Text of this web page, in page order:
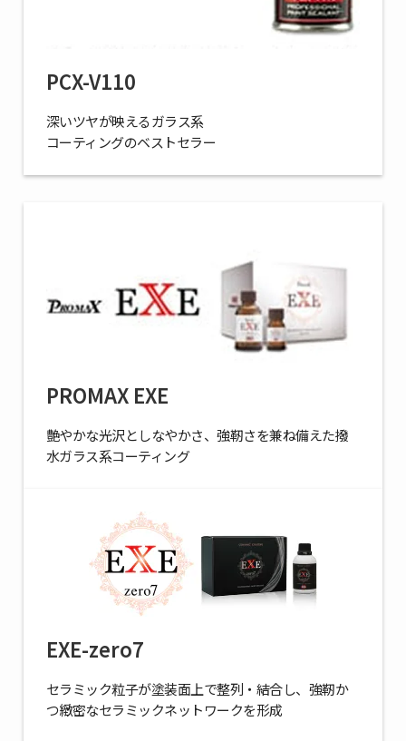
PCX-V110
深いツヤが映えるガラス系
コーティングのベストセラー
PROMAX EXE
艶やかな光沢としなやかさ、強靭さを兼ね備えた撥
水ガラス系コーティング
EXE-zero7
セラミック粒子が塗装面上で整列・結合し、強靭か
つ緻密なセラミックネットワークを形成